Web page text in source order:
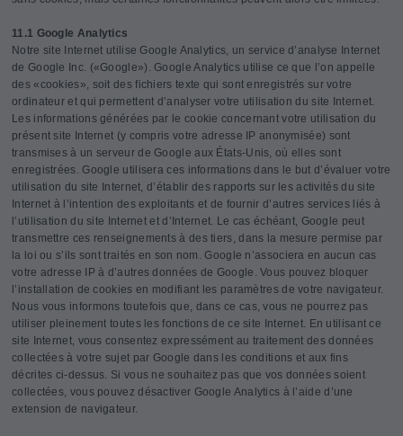
11.1 Google Analytics
Notre site Internet utilise Google Analytics, un service d’analyse Internet
de Google Inc. («Google»). Google Analytics utilise ce que l’on appelle
des «cookies», soit des fichiers texte qui sont enregistrés sur votre
ordinateur et qui permettent d’analyser votre utilisation du site Internet.
Les informations générées par le cookie concernant votre utilisation du
présent site Internet (y compris votre adresse IP anonymisée) sont
transmises à un serveur de Google aux États-Unis, où elles sont
enregistrées. Google utilisera ces informations dans le but d’évaluer votre
utilisation du site Internet, d’établir des rapports sur les activités du site
Internet à l’intention des exploitants et de fournir d’autres services liés à
l’utilisation du site Internet et d’Internet. Le cas échéant, Google peut
transmettre ces renseignements à des tiers, dans la mesure permise par
la loi ou s’ils sont traités en son nom. Google n’associera en aucun cas
votre adresse IP à d’autres données de Google. Vous pouvez bloquer
l’installation de cookies en modifiant les paramètres de votre navigateur.
Nous vous informons toutefois que, dans ce cas, vous ne pourrez pas
utiliser pleinement toutes les fonctions de ce site Internet. En utilisant ce
site Internet, vous consentez expressément au traitement des données
collectées à votre sujet par Google dans les conditions et aux fins
décrites ci-dessus. Si vous ne souhaitez pas que vos données soient
collectées, vous pouvez désactiver Google Analytics à l’aide d’une
extension de navigateur.